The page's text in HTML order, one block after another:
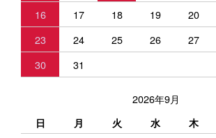
16
17 18 19 20
23
24 25 26 27
30
31
2026年9月
日 月 火 水 木